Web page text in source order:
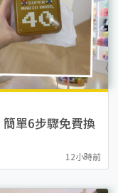
單6步驟免費換
12小時前